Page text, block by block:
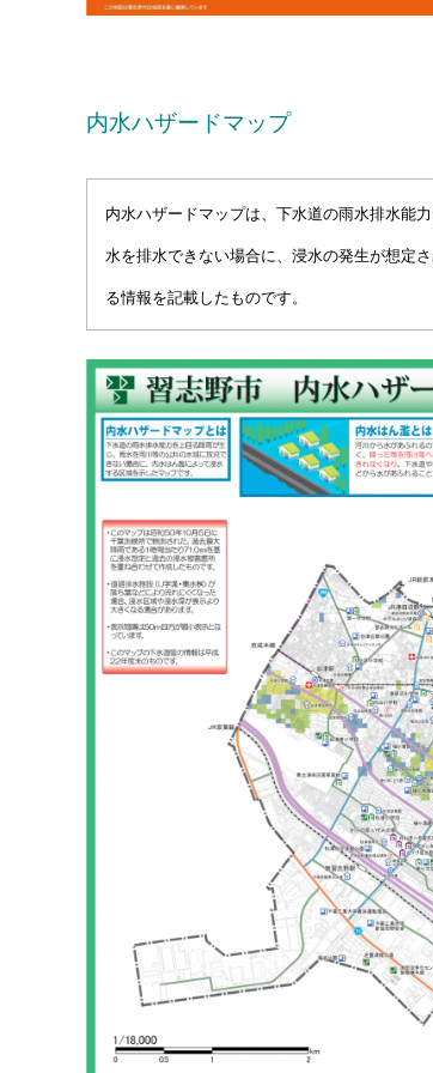
内水ハザードマップ
内水ハザードマップは、下水道の雨水排水能
水を排水できない場合に、浸水の発生が想定
る情報を記載したものです。